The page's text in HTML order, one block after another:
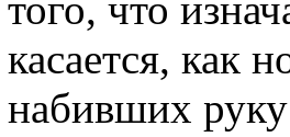
касается, как
набивших руку